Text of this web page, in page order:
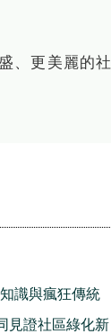
、更美麗的社
識與瘋狂傳統
見證社區綠化新